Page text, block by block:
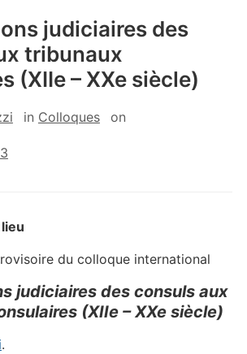
judiciaires des
tribunaux
(XIIe – XXe siècle)
in Colloques on
du colloque international
judiciaires des consuls aux
(XIIe –XXe siècle)
.